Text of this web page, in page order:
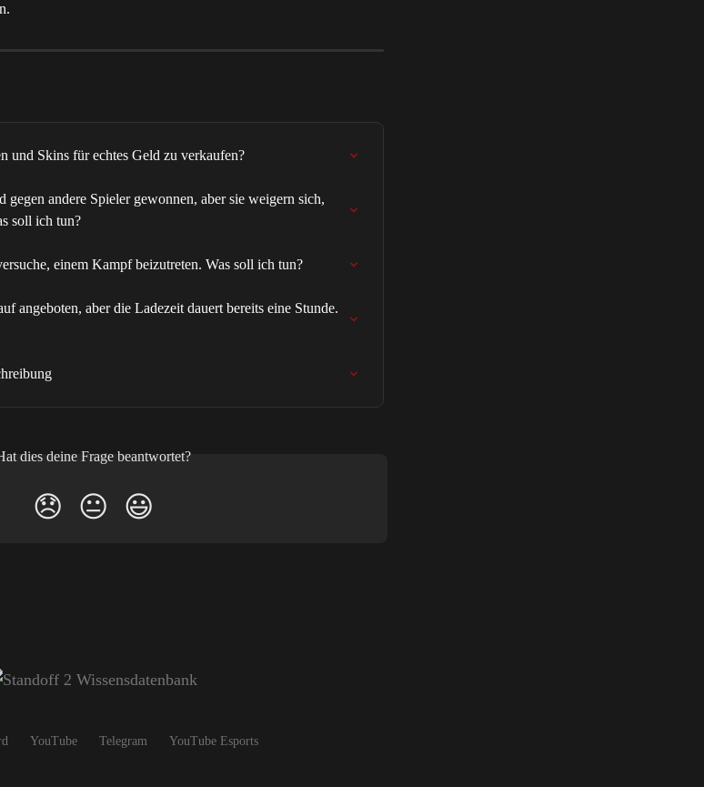
und Skins für echtes Geld zu verkaufen?
andere Spieler gewonnen, aber sie weigern sich,
soll ich tun?
einem Kampf beizutreten. Was soll ich tun?
angeboten, aber die Ladezeit dauert bereits eine Stunde.
dies deine Frage beantwortet?
😞 😐 😃
YouTube Telegram YouTube Esports